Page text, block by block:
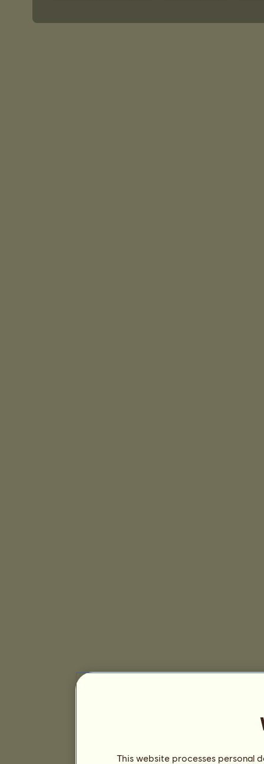
This website processes personal